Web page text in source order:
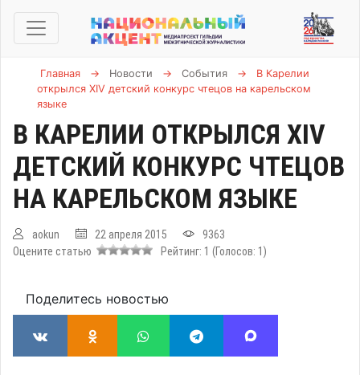
Главная → Новости → События →
В Карелии
открылся XIV детский конкурс чтецов на карельском
языке
В КАРЕЛИИ ОТКРЫЛСЯ XIV
ДЕТСКИЙ КОНКУРС ЧТЕЦОВ
НА КАРЕЛЬСКОМ ЯЗЫКЕ
aokun 22 апреля 2015
9363
Оцените статью
Рейтинг: 1 (Голосов: 1 )
Поделитесь новостью